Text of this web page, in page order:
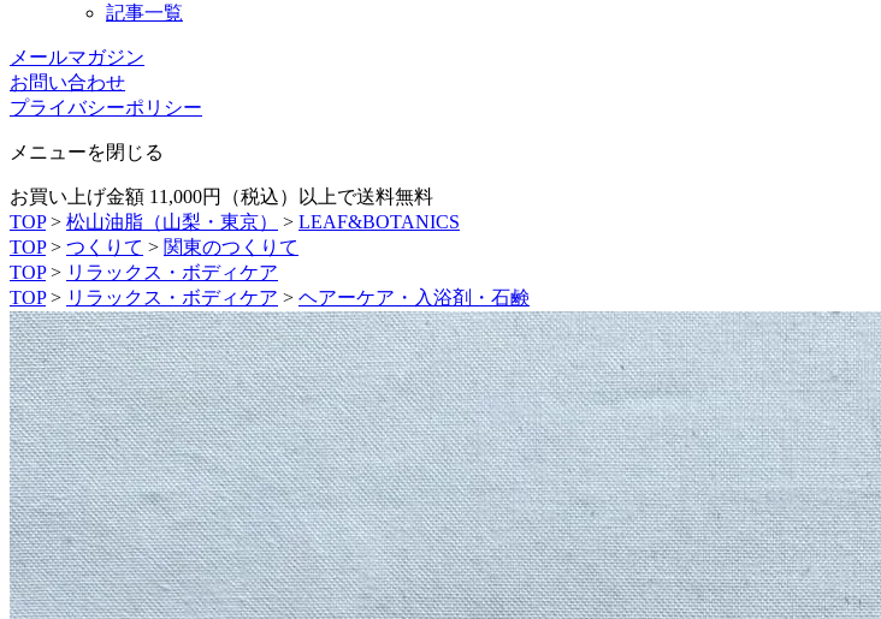
記事一覧
メールマガジン
お問い合わせ
プライバシーポリシー
メニューを閉じる
お買い上げ金額 11,000円（税込）以上で送料無料
TOP> 松山油脂（山梨・東京） > LEAF&BOTANICS
TOP > つくりて > 関東のつくりて
TOP > リラックス・ボディケア
TOP > リラックス・ボディケア > ヘアーケア・入浴剤・石鹸